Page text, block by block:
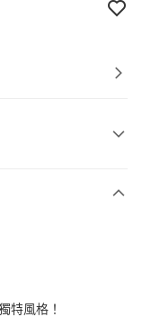
特風格！